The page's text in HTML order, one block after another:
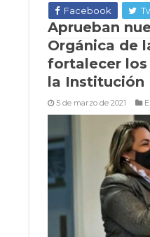
Facebook
Aprueban
Orgánica de
fortalecer
la Institución
5 de marzo de 2021